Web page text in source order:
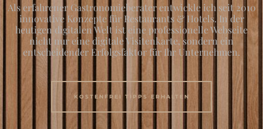
Als erfahrener Gastronomieberater entwickle ich seit 2010
innovative Konzepte für Restaurants & Hotels. In der
heutigen digitalen Welt ist eine professionelle Webseite
nicht nur eine digitale Visitenkarte, sondern ein
entscheidender Erfolgsfaktor für Ihr Unternehmen.
KOSTENFREI TIPPS ERHALTEN